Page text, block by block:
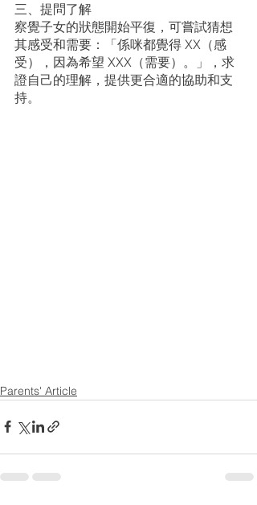
三、提問了解
察覺子女的狀態開始平復，可嘗試猜想
其感受和需要：「係咪都覺得 XX（感
受），因為希望 XXX（需要）。」，求
證自己的理解，提供更合適的協助和支
持。
Parents' Article